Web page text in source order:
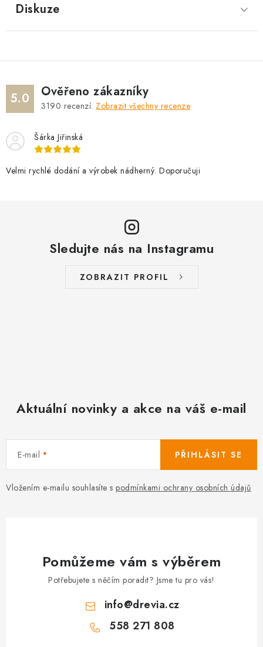
Diskuze
5.0 Ověřeno zákazníky
3190 recenzí. Zobrazit všechny recenze
Šárka Jiřinská
Velmi rychlé dodání a výrobek nádherný. Doporučuji
Sledujte nás na Instagramu
ZOBRAZIT PROFIL
Aktuální novinky a akce na váš e-mail
E-mail
Vložením e-mailu souhlasíte s podmínkami ochrany osobních údajů
PŘIHLÁSIT SE
Pomůžeme vám s výběrem
Potřebujete s něčím poradit? Jsme tu pro vás!
info@drevia.cz
558 271 808